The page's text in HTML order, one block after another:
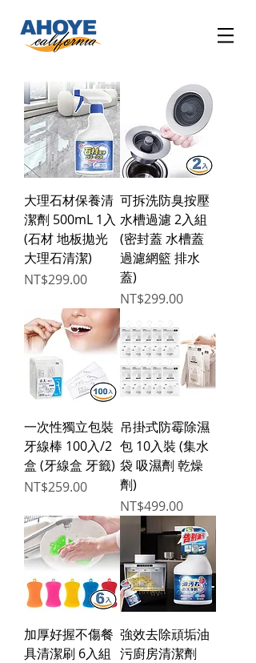
大理石材保養清
潔劑 500mL 1入
(石材 地板拋光
大理石清潔)
Price
NT$299.00
可拆洗防臭按壓
水槽過濾 2入組
(密封蓋 水槽蓋
過濾網籃 排水
蓋)
Price
NT$299.00
一次性獨立包裝
牙線棒 100入/2
盒 (牙線盒 牙籤)
Price
NT$259.00
吊掛式防霉除濕
包 10入裝 (集水
袋 吸濕劑 乾燥
劑)
Price
NT$499.00
加厚好握不傷餐
具清潔刷 6入組
強效去除頑垢油
污廚房清潔劑